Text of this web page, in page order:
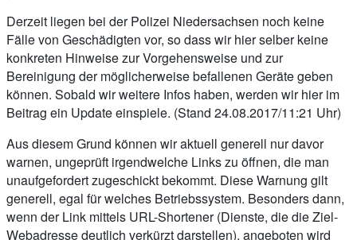
Derzeit liegen bei der Polizei Niedersachsen noch keine
Fälle von Geschädigten vor, so dass wir hier selber keine
konkreten Hinweise zur Vorgehensweise und zur
Bereinigung der möglicherweise befallenen Geräte geben
können. Sobald wir weitere Infos haben, werden wir hier im
Beitrag ein Update einspiele. (Stand 24.08.2017/11:21 Uhr)
Aus diesem Grund können wir aktuell generell nur davor
warnen, ungeprüft irgendwelche Links zu öffnen, die man
unaufgefordert zugeschickt bekommt. Diese Warnung gilt
generell, egal für welches Betriebssystem. Besonders dann,
wenn der Link mittels URL-Shortener (Dienste, die die Ziel-
Webadresse deutlich verkürzt darstellen), angeboten wird